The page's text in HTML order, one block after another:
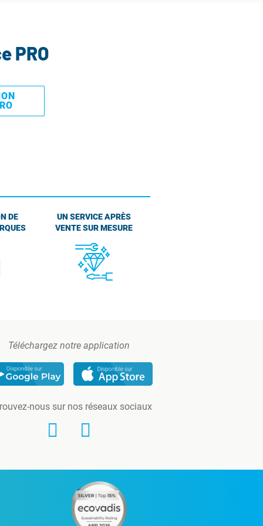
PRO
DE
UN SERVICE APRÈS
VENTE SUR MESURE
Téléchargez notre application
nous sur nos réseaux sociaux